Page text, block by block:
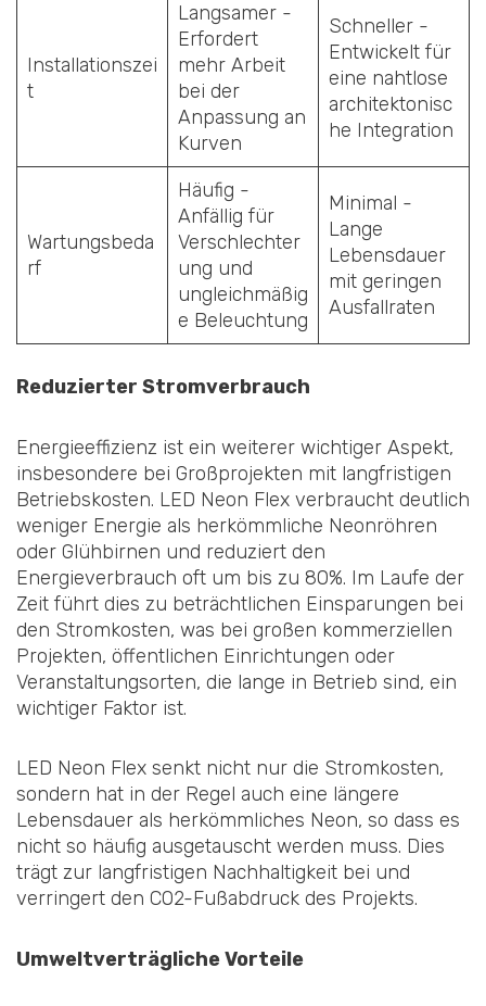
Installationszei
t
Langsamer -
Erfordert
mehr Arbeit
bei der
Anpassung an
Kurven
Schneller -
Entwickelt für
eine nahtlose
architektonisc
he Integration
Wartungsbeda
rf
Häufig -
Anfällig für
Verschlechter
ung und
ungleichmäßig
e Beleuchtung
Minimal -
Lange
Lebensdauer
mit geringen
Ausfallraten
Reduzierter Stromverbrauch
Energieeffizienz ist ein weiterer wichtiger Aspekt,
insbesondere bei Großprojekten mit langfristigen
Betriebskosten. LED Neon Flex verbraucht deutlich
weniger Energie als herkömmliche Neonröhren
oder Glühbirnen und reduziert den
Energieverbrauch oft um bis zu 80%. Im Laufe der
Zeit führt dies zu beträchtlichen Einsparungen bei
den Stromkosten, was bei großen kommerziellen
Projekten, öffentlichen Einrichtungen oder
Veranstaltungsorten, die lange in Betrieb sind, ein
wichtiger Faktor ist.
LED Neon Flex senkt nicht nur die Stromkosten,
sondern hat in der Regel auch eine längere
Lebensdauer als herkömmliches Neon, so dass es
nicht so häufig ausgetauscht werden muss. Dies
trägt zur langfristigen Nachhaltigkeit bei und
verringert den CO2-Fußabdruck des Projekts.
Umweltverträgliche Vorteile